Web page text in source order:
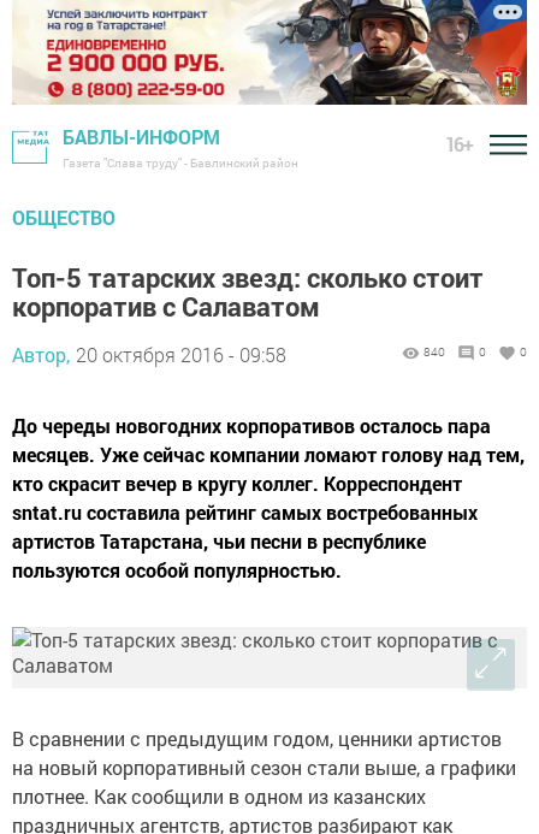
БАВЛЫ-ИНФОРМ
Газета "Слава труду" - Бавлинский район
16+
ОБЩЕСТВО
Топ-5 татарских звезд: сколько стоит
корпоратив с Салаватом
Автор, 20 октября 2016 - 09:58 840 0 0
До череды новогодних корпоративов осталось пара
месяцев. Уже сейчас компании ломают голову над тем,
кто скрасит вечер в кругу коллег. Корреспондент
sntat.ru составила рейтинг самых востребованных
артистов Татарстана, чьи песни в республике
пользуются особой популярностью.
В сравнении с предыдущим годом, ценники артистов
на новый корпоративный сезон стали выше, а графики
плотнее. Как сообщили в одном из казанских
праздничных агентств, артистов разбирают как